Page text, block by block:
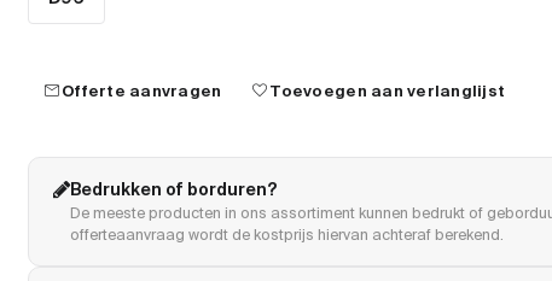
mailOfferte aanvragen favoriteToevoegen aan verlanglijst
Bedrukken of borduren?
De meeste producten in ons assortiment kunnen bedrukt of
offerteaanvraag wordt de kostprijs hiervan achteraf berekend.